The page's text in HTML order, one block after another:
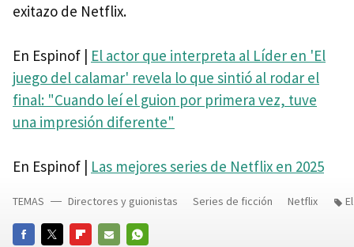
exitazo de Netflix.
En Espinof | El actor que interpreta al Líder en 'El
juego del calamar' revela lo que sintió al rodar el
final: "Cuando leí el guion por primera vez, tuve
una impresión diferente"
En Espinof | Las mejores series de Netflix en 2025
TEMAS Directores y guionistas Series de ficción Netflix